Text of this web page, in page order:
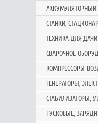
АККУМУЛЯТОРНЫЙ
СТАНКИ,
ТЕХНИКА ДЛЯ
СВАРОЧНОЕ
КОМПРЕССОРЫ
ГЕНЕРАТОРЫ,
СТАБИЛИЗАТОРЫ,
ПУСКОВЫЕ,